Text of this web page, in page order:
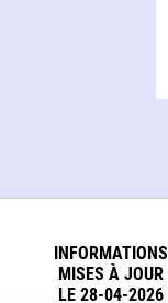
INFORMATIONS
MISES À JOUR
LE 28-04-2026